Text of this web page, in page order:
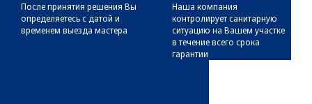
После принятия решения Вы
определяетесь с датой и
временем выезда мастера
Наша компания
контролирует санитарную
ситуацию на Вашем участке
в течение всего срока
гарантии